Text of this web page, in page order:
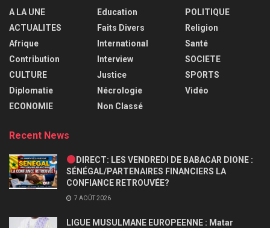
A LA UNE
ACTUALITES
Afrique
Contribution
CULTURE
Diplomatie
ECONOMIE
Education
Faits Divers
International
Interview
Justice
Nécrologie
Non Classé
POLITIQUE
Religion
Santé
SOCIETE
SPORTS
Vidéo
Recent News
DIRECT: LES VENDREDI DE BABACAR DIONE :
SÉNÉGAL/PARTENAIRES FINANCIERS LA
CONFIANCE RETROUVÉE?
7 AOÛT 2026
LIGUE MUSULMANE EUROPEENNE : Matar